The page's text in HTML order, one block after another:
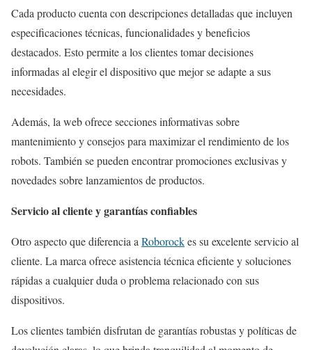
Cada producto cuenta con descripciones detalladas que incluyen
especificaciones técnicas, funcionalidades y beneficios
destacados. Esto permite a los clientes tomar decisiones
informadas al elegir el dispositivo que mejor se adapte a sus
necesidades.
Además, la web ofrece secciones informativas sobre
mantenimiento y consejos para maximizar el rendimiento de los
robots. También se pueden encontrar promociones exclusivas y
novedades sobre lanzamientos de productos.
Servicio al cliente y garantías confiables
Otro aspecto que diferencia aRoborockes su excelente servicio al
cliente. La marca ofrece asistencia técnica eficiente y soluciones
rápidas a cualquier duda o problema relacionado con sus
dispositivos.
Los clientes también disfrutan de garantías robustas y políticas de